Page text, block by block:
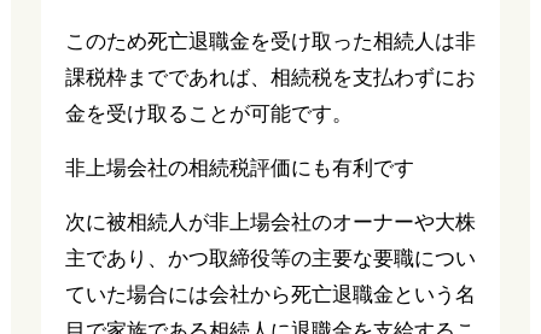
このため死亡退職金を受け取った相続人は非
課税枠までであれば、相続税を支払わずにお
金を受け取ることが可能です。
非上場会社の相続税評価にも有利です
次に被相続人が非上場会社のオーナーや大株
主であり、かつ取締役等の主要な要職につい
ていた場合には会社から死亡退職金という名